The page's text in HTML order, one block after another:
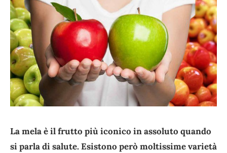
La mela è il frutto più iconico in assoluto quando
si parla di salute. Esistono però moltissime varietà